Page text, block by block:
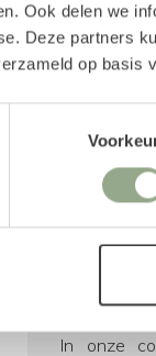
Ook delen we
Deze partners
op basis
Zijden
In onze